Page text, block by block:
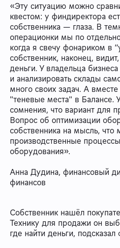
«Эту ситуацию можно
квестом: у финдиректора
собственника — глаза. В
операционки мы по
когда я свечу фонариком в
собственник, наконец,
деньги. У владельца
и анализировать склады
много своих задач. А
"теневые места" в Балансе.
сомнения, что вариант для
Вопрос об оптимизации
собственника на мысль,
производственные
оборудования».
Анна Дудина, финансовый
финансов
Собственник нашёл
Технику для продажи он
где найти деньги,